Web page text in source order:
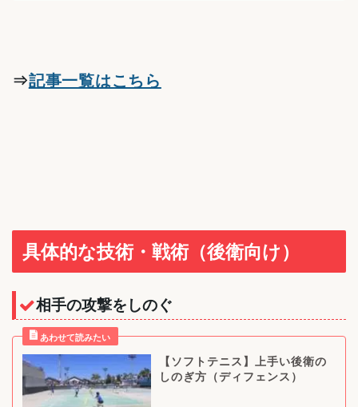
⇒記事一覧はこちら
具体的な技術・戦術（後衛向け）
相手の攻撃をしのぐ
【ソフトテニス】上手い後衛の
しのぎ方（ディフェンス）